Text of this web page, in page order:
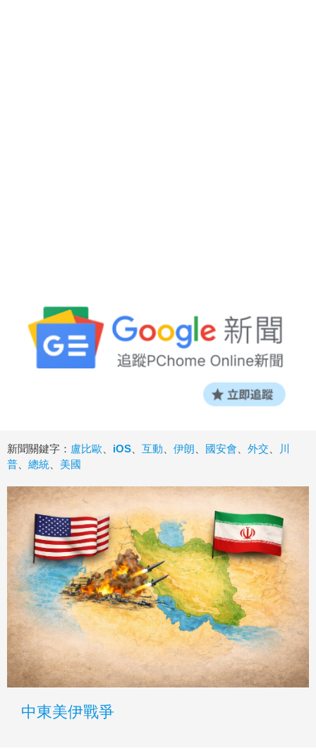
新聞關鍵字： 盧比歐 iOS 互動 伊朗 國安會 外交
川
普
總統 美國
中東美伊戰爭